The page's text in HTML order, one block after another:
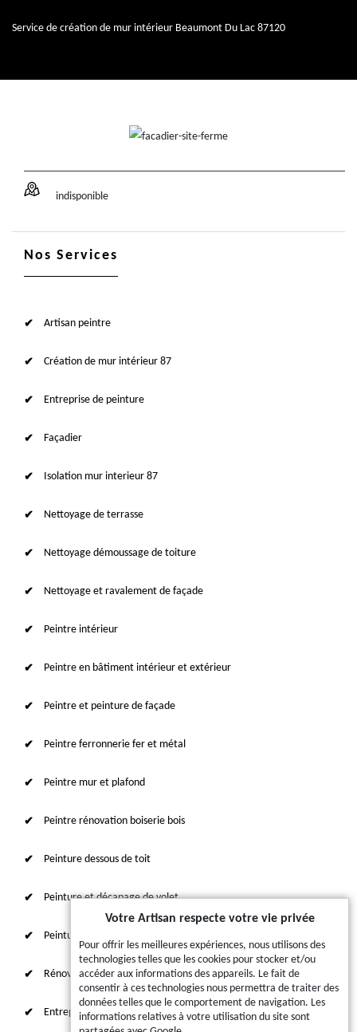
Service de création de mur intérieur Beaumont Du Lac 87120
indisponible
Nos Services
Artisan peintre
Création de mur intérieur 87
Entreprise de peinture
Façadier
Isolation mur interieur 87
Nettoyage de terrasse
Nettoyage démoussage de toiture
Nettoyage et ravalement de façade
Peintre intérieur
Peintre en bâtiment intérieur et extérieur
Peintre et peinture de façade
Peintre ferronnerie fer et métal
Peintre mur et plafond
Peintre rénovation boiserie bois
Peinture dessous de toit
Peinture et décapage de volet
Peinture sur tuile et toiture
Rénovation intérieure 87
Entreprise de ravalement
Votre Artisan respecte votre vie privée
Pour offrir les meilleures expériences, nous utilisons des
technologies telles que les cookies pour stocker et/ou
accéder aux informations des appareils. Le fait de
consentir à ces technologies nous permettra de traiter des
données telles que le comportement de navigation. Les
informations relatives à votre utilisation du site sont